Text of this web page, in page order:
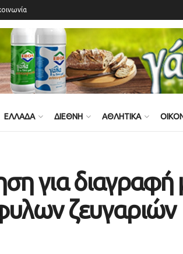
ΕΛΛΑΔΑ ΔΙΕΘΝΗ ΑΘΛΗΤΙΚΑ
για
ζευγαριών